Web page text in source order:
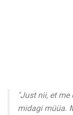
"Just nii, et me
midagi müüa.